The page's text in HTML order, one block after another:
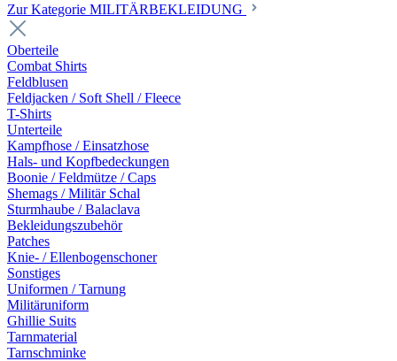
Zur Kategorie MILITÄRBEKLEIDUNG
Oberteile
Combat Shirts
Feldblusen
Feldjacken / Soft Shell / Fleece
T-Shirts
Unterteile
Kampfhose / Einsatzhose
Hals- und Kopfbedeckungen
Boonie / Feldmütze / Caps
Shemags / Militär Schal
Sturmhaube / Balaclava
Bekleidungszubehör
Patches
Knie- / Ellenbogenschoner
Sonstiges
Uniformen / Tarnung
Militäruniform
Ghillie Suits
Tarnmaterial
Tarnschminke